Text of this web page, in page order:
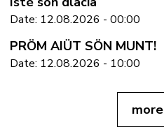
Date: 12.08.2026 - 00:00
PRÖM AIÜT SÖN MUNT!
Date: 12.08.2026 - 10:00
more